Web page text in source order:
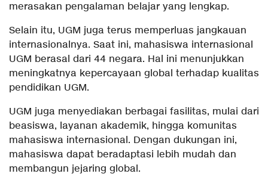
merasakan pengalaman belajar yang lengkap.
Selain itu, UGM juga terus memperluas jangkauan
internasionalnya. Saat ini, mahasiswa internasional
UGM berasal dari 44 negara. Hal ini menunjukkan
meningkatnya kepercayaan global terhadap kualitas
pendidikan UGM.
UGM juga menyediakan berbagai fasilitas, mulai dari
beasiswa, layanan akademik, hingga komunitas
mahasiswa internasional. Dengan dukungan ini,
mahasiswa dapat beradaptasi lebih mudah dan
membangun jejaring global.